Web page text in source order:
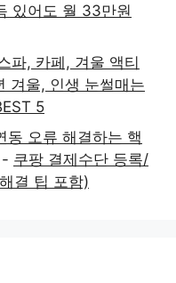
있어도 월 33만원
파, 카페, 겨울 액티
겨울, 인생 눈썰매는
5
동 오류 해결하는 핵
- 쿠팡 결제수단 등록/
결 팁 포함)